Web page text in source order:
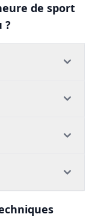
de sport
?